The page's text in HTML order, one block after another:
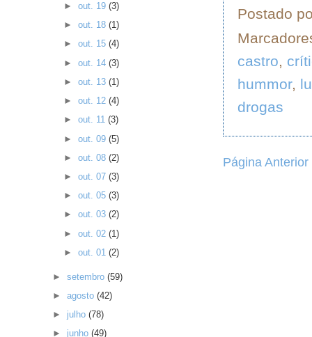
Postado
castro,
hummor,
drogas
Página Anterior
► out. 19 (3)
► out. 18 (1)
► out. 15 (4)
► out. 14 (3)
► out. 13 (1)
► out. 12 (4)
► out. 11 (3)
► out. 09 (5)
► out. 08 (2)
► out. 07 (3)
► out. 05 (3)
► out. 03 (2)
► out. 02 (1)
► out. 01 (2)
►setembro(59)
►agosto(42)
► julho(78)
► junho(49)